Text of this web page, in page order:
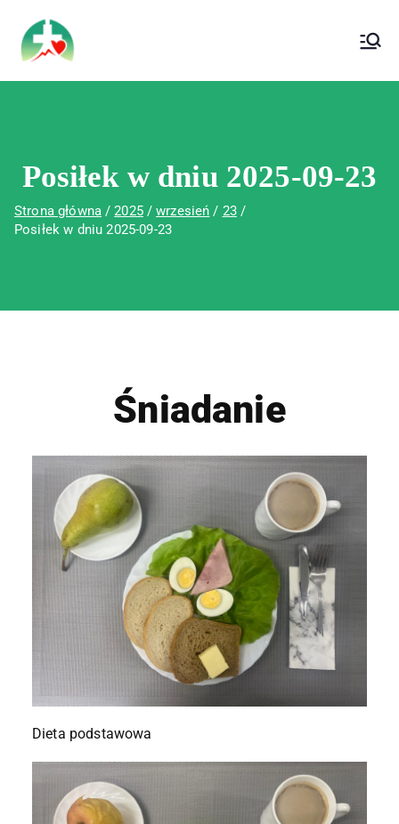
Wojewódzki Szpital Specjalistyczny im.
Św. Rafała w Czerwonej Górze
Posiłek w dniu 2025-09-23
Strona główna 2025 wrzesień
23
Posiłek w dniu 2025-09-23
Śniadanie
Dieta podstawowa